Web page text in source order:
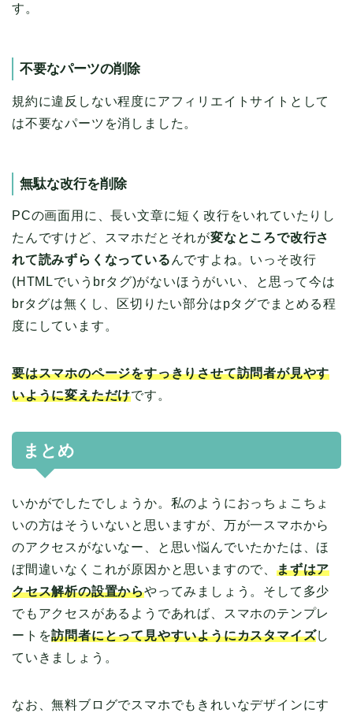
す。
不要なパーツの削除
規約に違反しない程度にアフィリエイトサイトとして
は不要なパーツを消しました。
無駄な改行を削除
PCの画面用に、長い文章に短く改行をいれていたりし
たんですけど、スマホだとそれが変なところで改行さ
れて読みずらくなっている んですよね。いっそ改行
(HTMLでいうbrタグ)がないほうがいい、と思って今は
brタグは無くし、区切りたい部分はpタグでまとめる程
度にしています。
要はスマホのページをすっきりさせて訪問者が見やす
いように変えただけです。
まとめ
いかがでしたでしょうか。私のようにおっちょこちょ
いの方はそういないと思いますが、万が一スマホから
のアクセスがないなー、と思い悩んでいたかたは、ほ
ぼ間違いなくこれが原因かと思いますので、 まずはア
クセス解析の設置からやってみましょう。そして多少
でもアクセスがあるようであれば、スマホのテンプレ
ートを訪問者にとって見やすいようにカスタマイズし
ていきましょう。
なお、無料ブログでスマホでもきれいなデザインにす